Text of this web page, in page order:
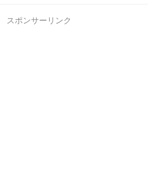
スポンサーリンク